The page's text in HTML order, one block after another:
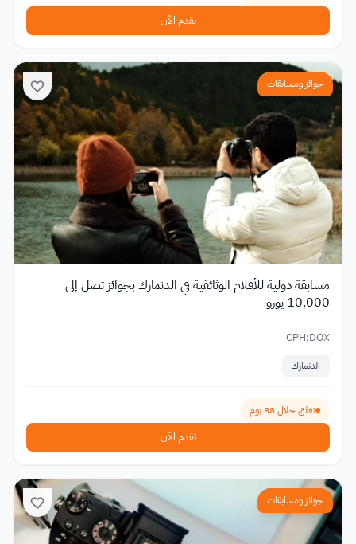
تقدم الآن
جوائز ومسابقات
مسابقة دولية للأفلام الوثائقية في الدنمارك بجوائز تصل إلى
10,000 يورو
CPH:DOX
الدنمارك
تغلق خلال 88 يوم
تقدم الآن
جوائز ومسابقات